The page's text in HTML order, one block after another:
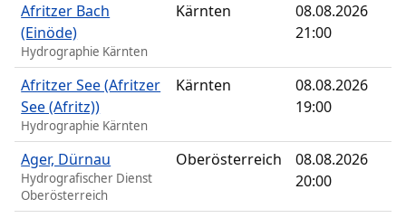
Afritzer Bach
(Einöde)
Hydrographie Kärnten
Kärnten
08.08.2026
21:00
Afritzer See (Afritzer
See (Afritz))
Hydrographie Kärnten
Kärnten
08.08.2026
19:00
Ager, Dürnau
Hydrografischer Dienst
Oberösterreich
Oberösterreich
08.08.2026
20:00